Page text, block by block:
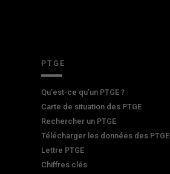
PTGE
Qu’est-ce qu’un PTGE ?
Carte de situation des PTGE
Rechercher un PTGE
Télécharger les données des PTGE
Lettre PTGE
Chiffres clés